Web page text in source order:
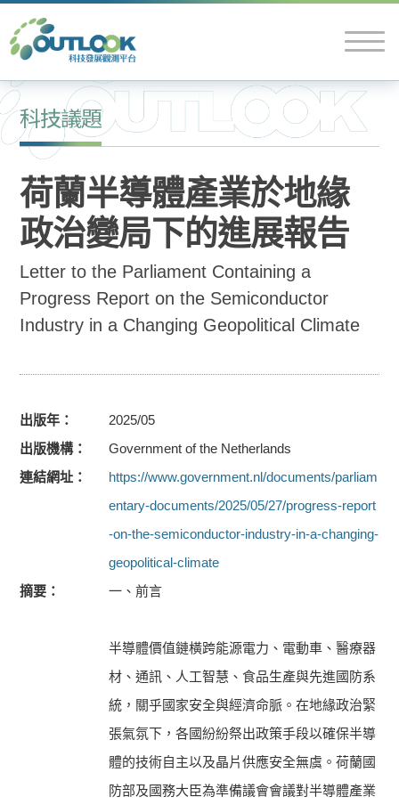
科技議題
荷蘭半導體產業於地緣
政治變局下的進展報告
Letter to the Parliament Containing a
Progress Report on the Semiconductor
Industry in a Changing Geopolitical Climate
出版年
2025/05
出版機構
Government of the Netherlands
連結網址
https://www.government.nl/documents/parliam
entary-documents/2025/05/27/progress-report
-on-the-semiconductor-industry-in-a-changing-
geopolitical-climate
摘要
一、前言
半導體價值鏈橫跨能源電力、電動車、醫療器
材、通訊、人工智慧、食品生產與先進國防系
統，關乎國家安全與經濟命脈。在地緣政治緊
張氣氛下，各國紛紛祭出政策手段以確保半導
體的技術自主以及晶片供應安全無虞。荷蘭國
防部及國務大臣為準備議會會議對半導體產業